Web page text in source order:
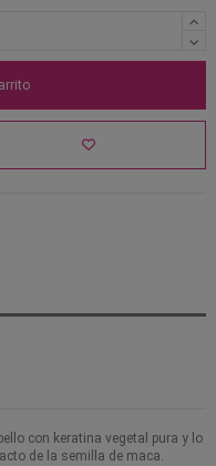
con keratina vegetal pura y lo
de la semilla de maca.